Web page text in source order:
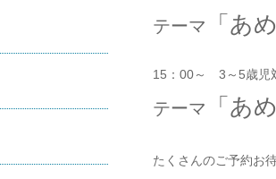
テーマ 「あ
15：00～ 3～5歳児
テーマ 「あ
たくさんのご予約お